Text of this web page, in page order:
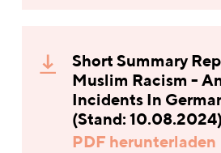
Short Summary
Muslim Racism -
Incidents In
(Stand: 10.08.2024)
PDF herunterladen